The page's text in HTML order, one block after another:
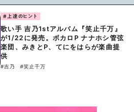
#上達のヒント
歌い手 吉乃1stアルバム『笑止千万』
が1/22に発売。ボカロP ナナホシ管弦
楽団、みきとP、てにをはらが楽曲提
供
#吉乃 #笑止千万